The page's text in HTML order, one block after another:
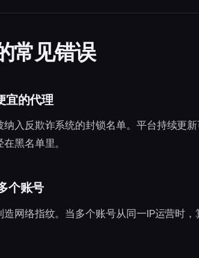
常见错误
的代理
入反欺诈系统的封锁名单。平台持续更
黑名单里。
个账号
网络指纹。当多个账号从同一IP运营时